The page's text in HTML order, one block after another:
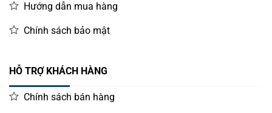
Hướng dẫn mua hàng
Chính sách bảo mật
HỖ TRỢ KHÁCH HÀNG
Chính sách bán hàng